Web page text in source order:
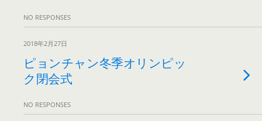
NO RESPONSES
2018年2月27日
ピョンチャン冬季オリンピッ
ク閉会式
NO RESPONSES